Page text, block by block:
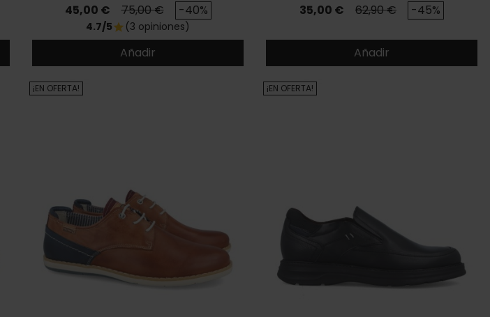
Precio
45,00 € Precio base
75,00 € -40%
4.7/5star (3 opiniones)
Añadir
Precio
35,00 € Precio base
62,90 € -45%
Añadir
¡EN OFERTA! ¡EN OFERTA!